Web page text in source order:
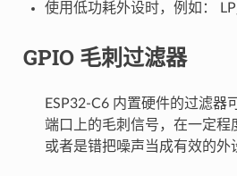
使用低功耗外设时，例如：
GPIO 毛刺过滤器
ESP32-C6 内置硬件的过滤器
端口上的毛刺信号，在一定程
或者是错把噪声当成有效的外